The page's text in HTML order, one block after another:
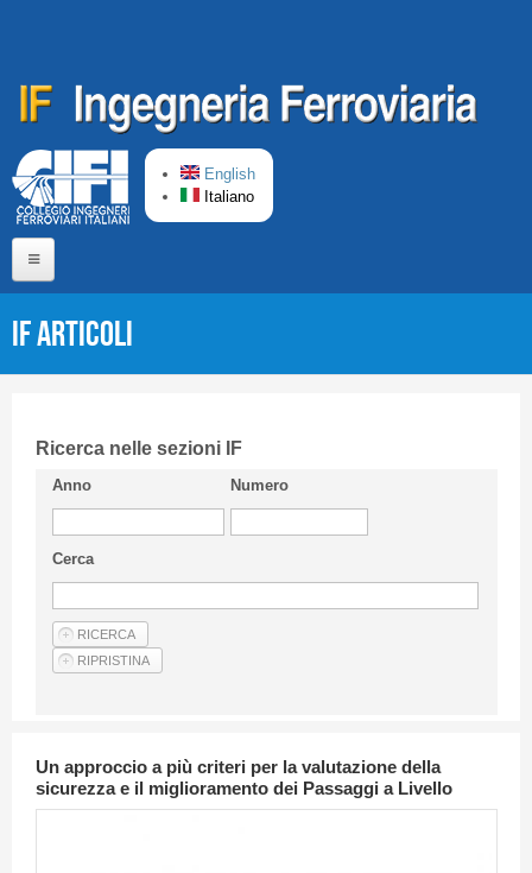
English
Italiano
CIFI in breve
Linee Guida
Privacy Policy
Articoli
IF Articoli
Ricerca nelle sezioni IF
Anno Numero
Cerca
Un approccio a più criteri per la valutazione della
sicurezza e il miglioramento dei Passaggi a Livello